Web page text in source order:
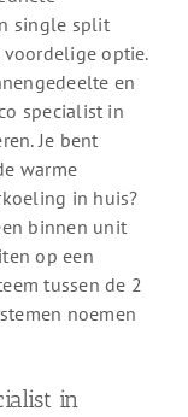
single split
optie.
en
specialist in
Je bent
warme
in huis?
binnen unit
op een
tussen de 2
noemen
in